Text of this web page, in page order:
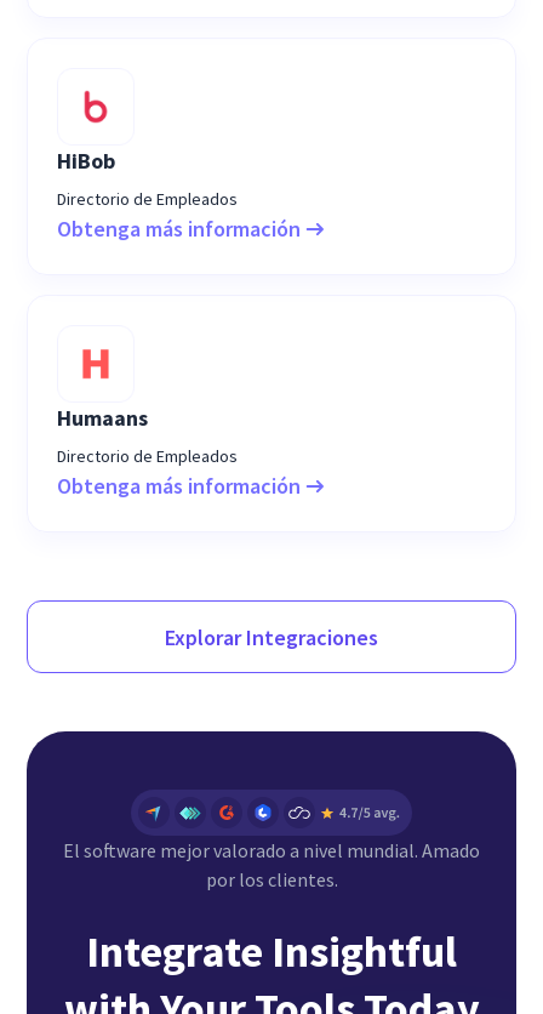
HiBob
Directorio de Empleados
Obtenga más información
Humaans
Directorio de Empleados
Obtenga más información
Explorar Integraciones
El software mejor valorado a nivel mundial. Amado
por los clientes.
Integrate Insightful